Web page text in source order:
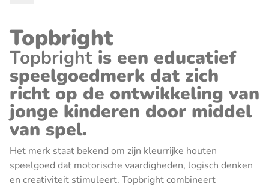
Topbright
Topbright is een educatief
speelgoedmerk dat zich
richt op de ontwikkeling van
jonge kinderen door middel
van spel.
Het merk staat bekend om zijn kleurrijke houten
speelgoed dat motorische vaardigheden, logisch denken
en creativiteit stimuleert. Topbright combineert